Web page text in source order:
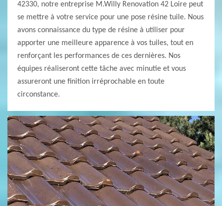
42330, notre entreprise M.Willy Renovation 42 Loire peut
se mettre à votre service pour une pose résine tuile. Nous
avons connaissance du type de résine à utiliser pour
apporter une meilleure apparence à vos tuiles, tout en
renforçant les performances de ces dernières. Nos
équipes réaliseront cette tâche avec minutie et vous
assureront une finition irréprochable en toute
circonstance.